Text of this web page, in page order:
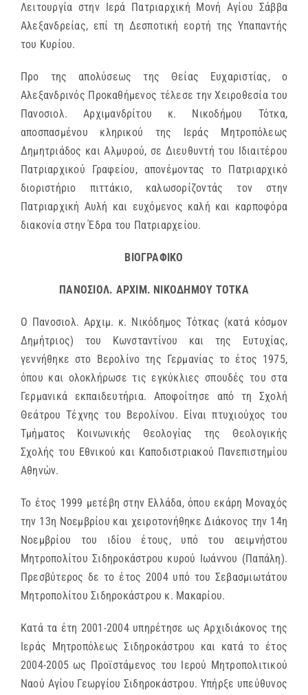
Λειτουργία στην Ιερά Πατριαρχική Μονή Αγίου Σάββα
Αλεξανδρείας, επί τη Δεσποτική εορτή της Υπαπαντής
του Κυρίου.
Προ της απολύσεως της Θείας Ευχαριστίας, ο
Αλεξανδρινός Προκαθήμενος τέλεσε την Χειροθεσία του
Πανοσιολ. Αρχιμανδρίτου κ. Νικοδήμου Τότκα,
αποσπασμένου κληρικού της Ιεράς Μητροπόλεως
Δημητριάδος και Αλμυρού, σε Διευθυντή του Ιδιαιτέρου
Πατριαρχικού Γραφείου, απονέμοντας το Πατριαρχικό
διοριστήριο πιττάκιο, καλωσορίζοντάς τον στην
Πατριαρχική Αυλή και ευχόμενος καλή και καρποφόρα
διακονία στην Έδρα του Πατριαρχείου.
ΒΙΟΓΡΑΦΙΚΟ
ΠΑΝΟΣΙΟΛ. ΑΡΧΙΜ. ΝΙΚΟΔΗΜΟΥ ΤΟΤΚΑ
Ο Πανοσιολ. Αρχιμ. κ. Νικόδημος Τότκας (κατά κόσμον
Δημήτριος) του Κωνσταντίνου και της Ευτυχίας,
γεννήθηκε στο Βερολίνο της Γερμανίας το έτος 1975,
όπου και ολοκλήρωσε τις εγκύκλιες σπουδές του στα
Γερμανικά εκπαιδευτήρια. Αποφοίτησε από τη Σχολή
Θεάτρου Τέχνης του Βερολίνου. Είναι πτυχιούχος του
Τμήματος Κοινωνικής Θεολογίας της Θεολογικής
Σχολής του Εθνικού και Καποδιστριακού Πανεπιστημίου
Αθηνών.
Το έτος 1999 μετέβη στην Ελλάδα, όπου εκάρη Μοναχός
την 13η Νοεμβρίου και χειροτονήθηκε Διάκονος την 14η
Νοεμβρίου του ιδίου έτους, υπό του αειμνήστου
Μητροπολίτου Σιδηροκάστρου κυρού Ιωάννου (Παπάλη).
Πρεσβύτερος δε το έτος 2004 υπό του Σεβασμιωτάτου
Μητροπολίτου Σιδηροκάστρου κ. Μακαρίου.
Κατά τα έτη 2001-2004 υπηρέτησε ως Αρχιδιάκονος της
Ιεράς Μητροπόλεως Σιδηροκάστρου και κατά το έτος
2004-2005 ως Προϊστάμενος του Ιερού Μητροπολιτικού
Ναού Αγίου Γεωργίου Σιδηροκάστρου. Υπήρξε υπεύθυνος